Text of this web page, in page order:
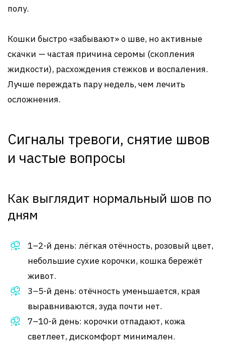
полу.
Кошки быстро «забывают» о шве, но активные
скачки — частая причина серомы (скопления
жидкости), расхождения стежков и воспаления.
Лучше переждать пару недель, чем лечить
осложнения.
Сигналы тревоги, снятие швов
и частые вопросы
Как выглядит нормальный шов по
дням
1–2-й день: лёгкая отёчность, розовый цвет,
небольшие сухие корочки, кошка бережёт
живот.
3–5-й день: отёчность уменьшается, края
выравниваются, зуда почти нет.
7–10-й день: корочки отпадают, кожа
светлеет, дискомфорт минимален.